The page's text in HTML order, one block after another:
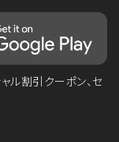
ル割引クーポン、セ